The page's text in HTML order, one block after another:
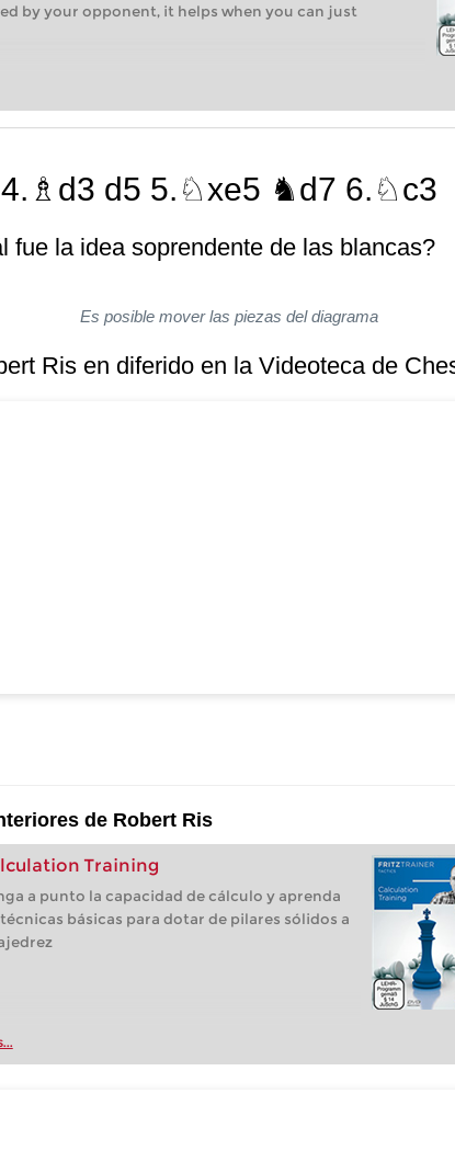
by your opponent, it helps when you can just
d5 5.♘xe5 ♞d7 6.♘c3
fue la idea soprendente de las blancas?
Es posible mover las piezas del diagrama
Ris en diferido en la Videoteca de
de Robert Ris
Training
a punto la capacidad de cálculo y aprenda
básicas para dotar de pilares sólidos a